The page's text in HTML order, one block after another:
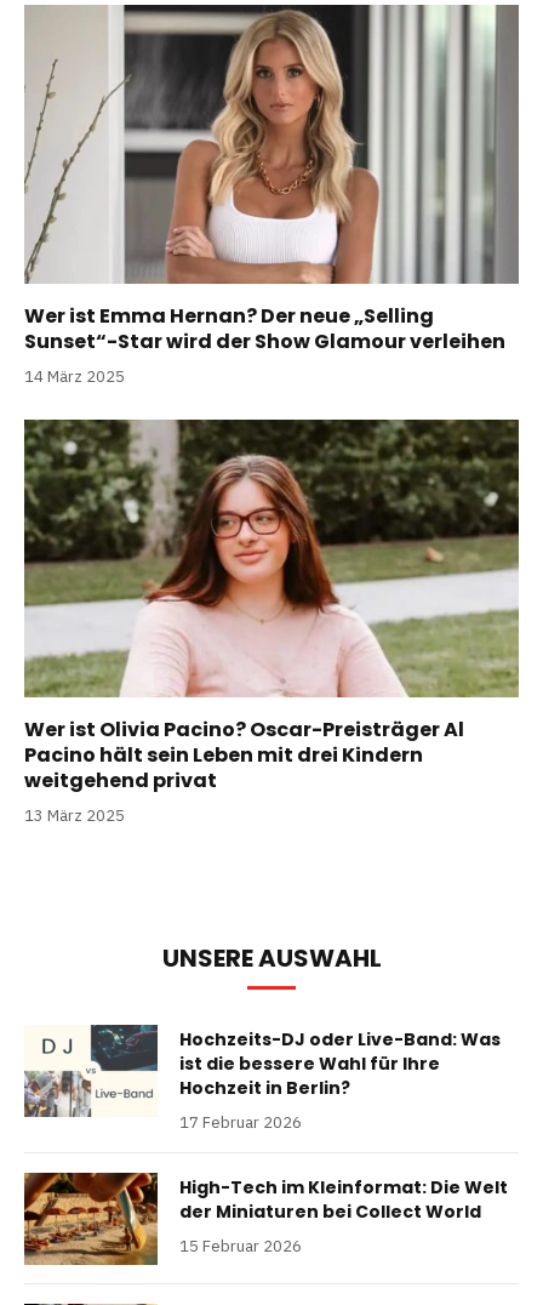
Wer ist Emma Hernan? Der neue „Selling
Sunset“-Star wird der Show Glamour verleihen
14 März 2025
Wer ist Olivia Pacino? Oscar-Preisträger Al
Pacino hält sein Leben mit drei Kindern
weitgehend privat
13 März 2025
UNSERE AUSWAHL
Hochzeits-DJ oder Live-Band: Was
ist die bessere Wahl für Ihre
Hochzeit in Berlin?
17 Februar 2026
High-Tech im Kleinformat: Die Welt
der Miniaturen bei Collect World
15 Februar 2026